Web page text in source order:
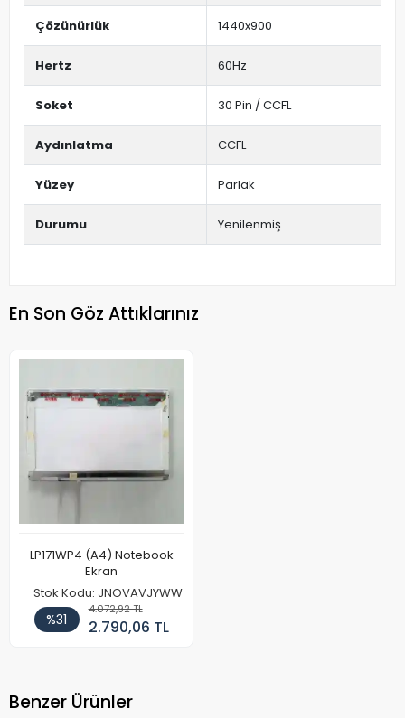
Çözünürlük 1440x900
Hertz 60Hz
Soket 30 Pin / CCFL
Aydınlatma CCFL
Yüzey Parlak
Durumu Yenilenmiş
En Son Göz Attıklarınız
LP171WP4 (A4) Notebook
Ekran
Stok Kodu: JNOVAVJYWW
%31
4.072,92 TL
2.790,06 TL
Benzer Ürünler